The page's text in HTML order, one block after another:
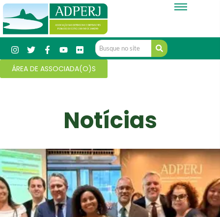
ÁREA DE ASSOCIADA(O)S
Notícias